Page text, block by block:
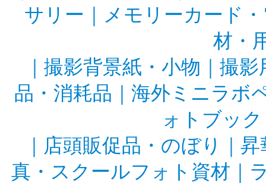
サリー
メモリーカード
材・
撮影背景紙・小物
撮影
品・消耗品
海外ミニラボ
ォトブッ
店頭販促品・のぼり
昇
真・スクールフォト資材